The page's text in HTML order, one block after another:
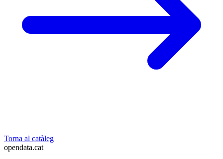
Torna al catàleg
opendata.cat